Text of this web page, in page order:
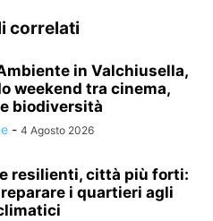
correlati
in Valchiusella,
weekend tra cinema,
biodiversità
- 4 Agosto 2026
resilienti, città più forti:
i quartieri agli